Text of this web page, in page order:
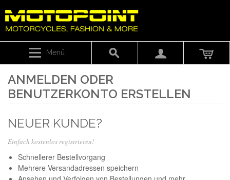
Menü
ANMELDEN ODER
BENUTZERKONTO ERSTELLEN
NEUER KUNDE?
Einfach kostenlos registrieren!
Schnellerer Bestellvorgang
Mehrere Versandadressen speichern